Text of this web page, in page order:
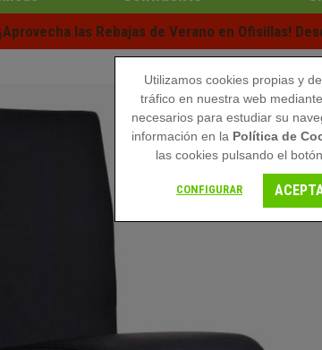
¡Aprovecha las Rebajas de Verano en Ofisillas!
Utilizamos cookies propias y
tráfico en nuestra web
necesarios para estudiar su
información en la Política de
las cookies pulsando el
CONFIGURAR